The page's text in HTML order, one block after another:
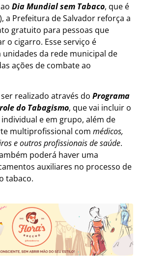
Dia Mundial sem Tabaco, que é
a Prefeitura de Salvador reforça a
gratuito para pessoas que
o cigarro. Esse serviço é
da rede municipal de
ações de combate ao
realizado através do Programa
do Tabagismo, que vai incluir o
e em grupo, além de
multiprofissional com médicos,
e outros profissionais de saúde.
poderá haver uma
auxiliares no processo de
tabaco.